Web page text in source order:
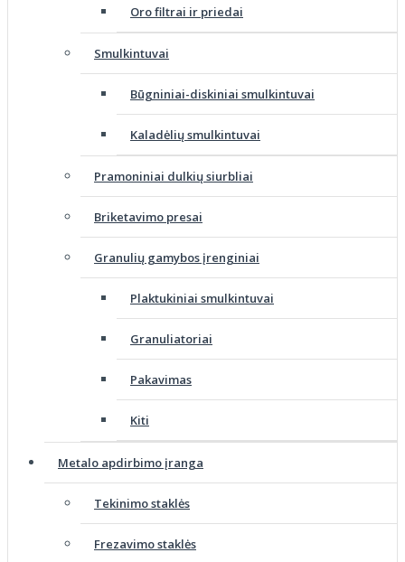
Oro filtrai ir priedai
Smulkintuvai
Būgniniai-diskiniai smulkintuvai
Kaladėlių smulkintuvai
Pramoniniai dulkių siurbliai
Briketavimo presai
Granulių gamybos įrenginiai
Plaktukiniai smulkintuvai
Granuliatoriai
Pakavimas
Kiti
Metalo apdirbimo įranga
Tekinimo staklės
Frezavimo staklės